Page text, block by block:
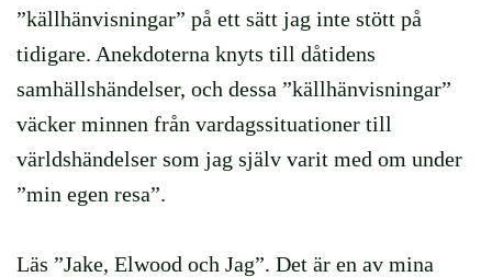
”källhänvisningar” på ett sätt jag inte stött på
tidigare. Anekdoterna knyts till dåtidens
samhällshändelser, och dessa ”källhänvisningar”
väcker minnen från vardagssituationer till
världshändelser som jag själv varit med om under
”min egen resa”.
Läs ”Jake, Elwood och Jag”. Det är en av mina